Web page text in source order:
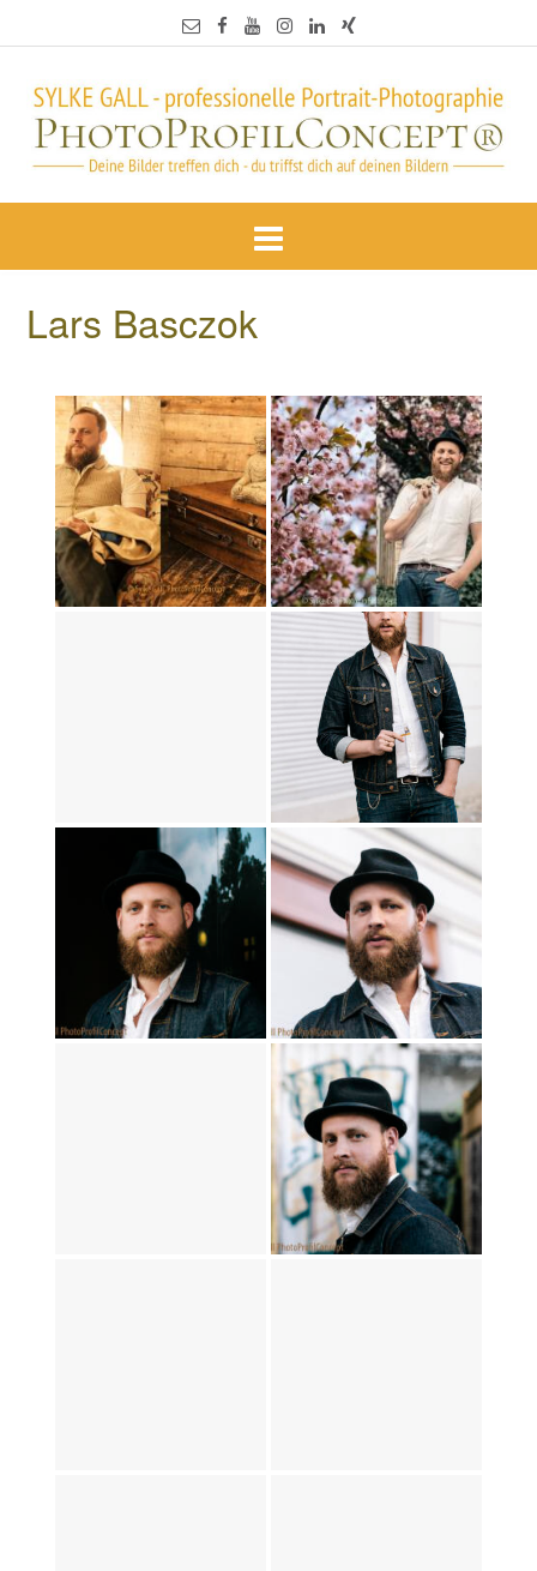
Lars Basczok